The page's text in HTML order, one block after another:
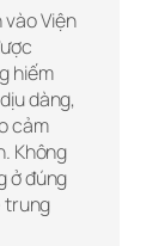
Viện
hiếm
dàng,
cảm
Không
ở đúng
trung